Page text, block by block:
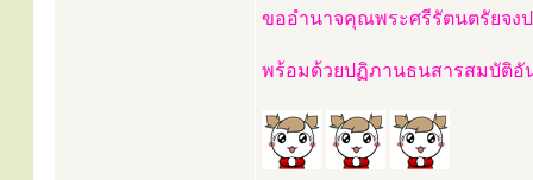
ขออำนาจคุณพระศรีรัตนตรัยจง
พร้อมด้วยปฏิภานธนสารสมบัติอั